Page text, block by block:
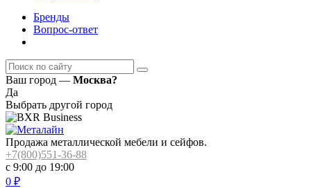
Бренды
Вопрос-ответ
Ваш город — Москва?
Да
Выбрать другой город
Продажа металлической мебели и сейфов.
+7(800)551-36-88
с 9:00 до 19:00
0 ₽